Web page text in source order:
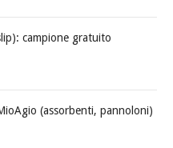
campione gratuito
(assorbenti, pannoloni)